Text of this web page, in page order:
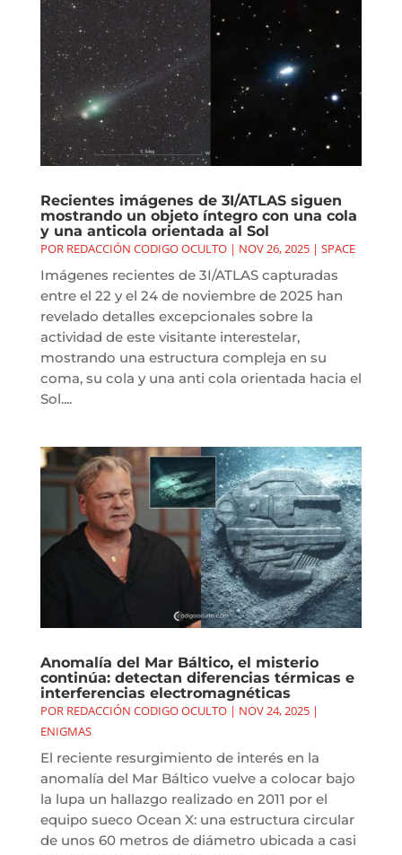
Recientes imágenes de 3I/ATLAS siguen
mostrando un objeto íntegro con una cola
y una anticola orientada al Sol
POR REDACCIÓN CODIGO OCULTO| NOV 26, 2025| SPACE
Imágenes recientes de 3I/ATLAS capturadas
entre el 22 y el 24 de noviembre de 2025 han
revelado detalles excepcionales sobre la
actividad de este visitante interestelar,
mostrando una estructura compleja en su
coma, su cola y una anti cola orientada hacia el
Sol....
Anomalía del Mar Báltico, el misterio
continúa: detectan diferencias térmicas e
interferencias electromagnéticas
POR REDACCIÓN CODIGO OCULTO| NOV 24, 2025|
ENIGMAS
El reciente resurgimiento de interés en la
anomalía del Mar Báltico vuelve a colocar bajo
la lupa un hallazgo realizado en 2011 por el
equipo sueco Ocean X: una estructura circular
de unos 60 metros de diámetro ubicada a casi